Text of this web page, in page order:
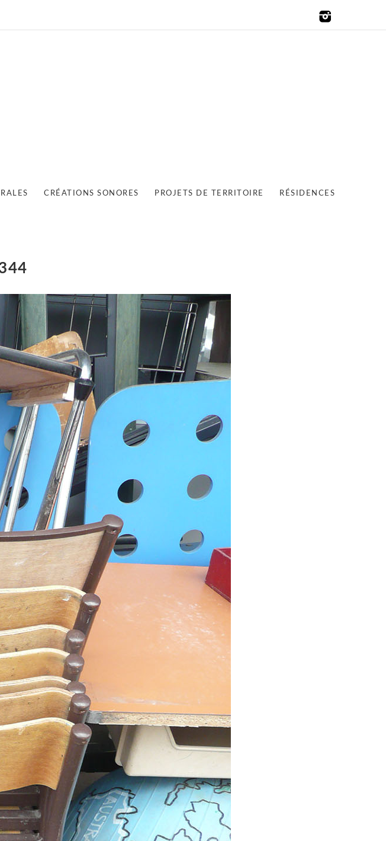
CRÉATIONS SONORES PROJETS DE TERRITOIRE RÉSIDENCES